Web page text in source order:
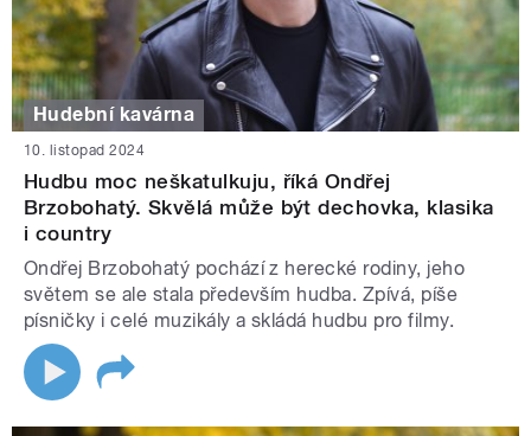
Hudební kavárna
10. listopad 2024
Hudbu moc neškatulkuju, říká Ondřej
Brzobohatý. Skvělá může být dechovka, klasika
i country
Ondřej Brzobohatý pochází z herecké rodiny, jeho
světem se ale stala především hudba. Zpívá, píše
písničky i celé muzikály a skládá hudbu pro filmy.